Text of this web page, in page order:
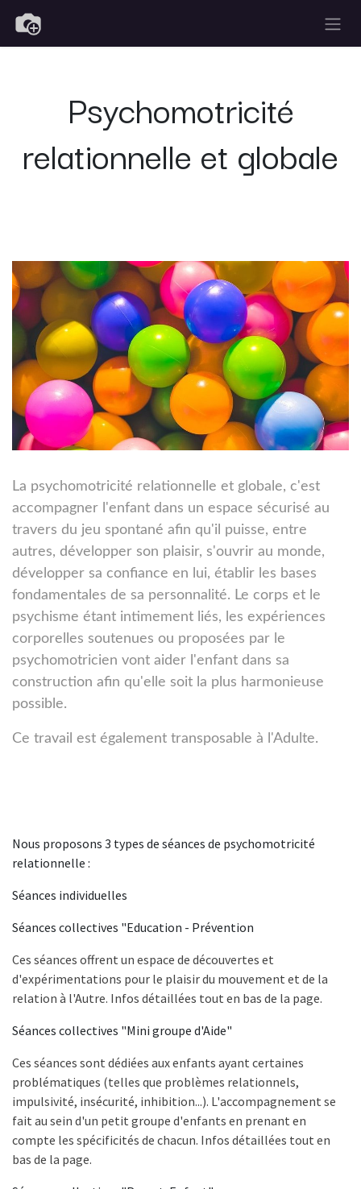
Se rendre au contenu
Psychomotricité
relationnelle et globale
La psychomotricité relationnelle et globale, c'est
accompagner l'enfant dans un espace sécurisé au
travers du jeu spontané afin qu'il puisse, entre
autres, développer son plaisir, s'ouvrir au monde,
développer sa confiance en lui, établir les bases
fondamentales de sa personnalité. Le corps et le
psychisme étant intimement liés, les expériences
corporelles soutenues ou proposées par le
psychomotricien vont aider l'enfant dans sa
construction afin qu'elle soit la plus harmonieuse
possible.
Ce travail est également transposable à l'Adulte.
Nous proposons 3 types de séances de psychomotricité
relationnelle :
Séances individuelles
Séances collectives "Education - Prévention
Ces séances offrent un espace de découvertes et
d'expérimentations pour le plaisir du mouvement et de la
relation à l'Autre. Infos détaillées tout en bas de la page.
Séances collectives "Mini groupe d'Aide"
Ces séances sont dédiées aux enfants ayant certaines
problématiques (telles que problèmes relationnels,
impulsivité, insécurité, inhibition...). L'accompagnement se
fait au sein d'un petit groupe d'enfants en prenant en
compte les spécificités de chacun. Infos détaillées tout en
bas de la page.